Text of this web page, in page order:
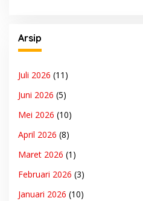
Arsip
Juli 2026 (11)
Juni 2026 (5)
Mei 2026 (10)
April 2026 (8)
Maret 2026 (1)
Februari 2026 (3)
Januari 2026 (10)